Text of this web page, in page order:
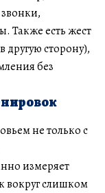
Также есть жест
другую сторону),
без
не только с
измеряет
вокруг слишком